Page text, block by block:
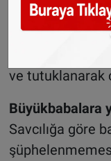
çocuğun
koydu. Olayın
psikiyatrik
ve tutuklanarak
Büyükbabalara
Savcılığa göre